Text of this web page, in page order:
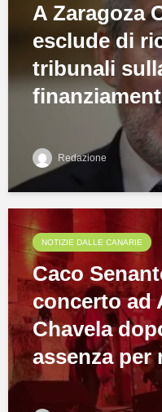
A Zaragoza
esclude di
tribunali
Redazione
NOTIZIE DALLE CANARIE
Caco
concerto ad
Chavela
assenza per